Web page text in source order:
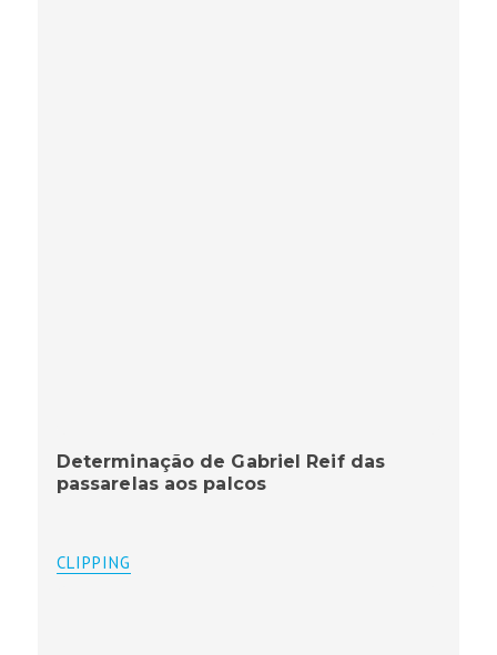
Determinação de Gabriel Reif das
passarelas aos palcos
CLIPPING